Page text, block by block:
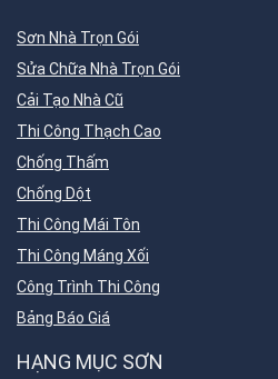
Sơn Nhà Trọn Gói
Sửa Chữa Nhà Trọn Gói
Cải Tạo Nhà Cũ
Thi Công Thạch Cao
Chống Thấm
Chống Dột
Thi Công Mái Tôn
Thi Công Máng Xối
Công Trình Thi Công
Bảng Báo Giá
HẠNG MỤC SƠN